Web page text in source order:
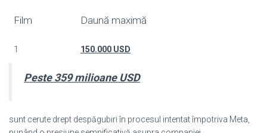
Film Daună maximă
1 150.000 USD
Peste 359 milioane USD
sunt cerute drept despăgubiri în procesul intentat împotriva Meta,